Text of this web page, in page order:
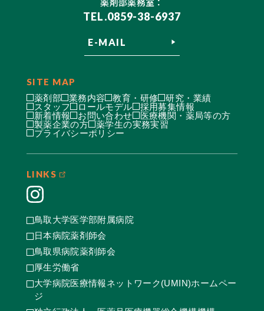
TEL.0859-38-6937
E-MAIL
SITE MAP
薬剤部 業務内容 教育・研修
研究・業績
スタッフ
ロールモデル
採用募集情報
新着情報
お問い合わせ
医療機関・薬局等の方
製薬企業の方
薬学生の実務実習
プライバシーポリシー
LINKS
鳥取大学医学部附属病院
日本病院薬剤師会
鳥取県病院薬剤師会
厚生労働省
大学病院医療情報ネットワーク(UMIN)ホームペー
ジ